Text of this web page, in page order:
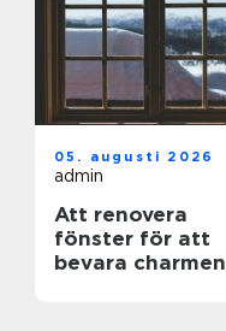
05. augusti 2026
admin
Att renovera
fönster för att
bevara charmen